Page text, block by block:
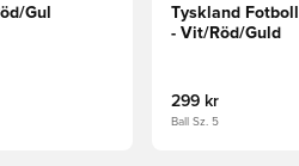
Gul
Tyskland
- Vit/Röd/Guld
299 kr
Ball Sz. 5